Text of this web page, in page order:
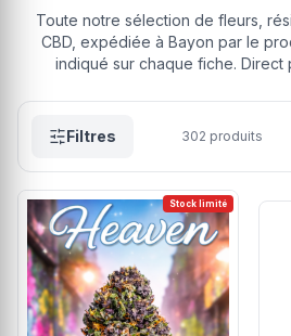
Toute notre sélection de fleurs,
CBD, expédiée à Bayon par le
indiqué sur chaque fiche. Direct
Filtres 302 produits
Stock limité